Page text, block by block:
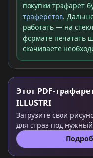
покупки трафарет
траферетов.
работать — на
формате печатать
скачиваете
Этот PDF-
ILLUSTRI
Загрузите свой
для страз под